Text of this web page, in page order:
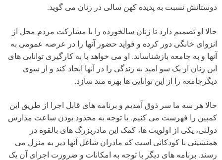
دوستانش نسبت به پدیده کهن سالی در زنان می گوید.
حالا او تصمیم دارد تا زنان سالخورده را با مشارکت مردم محل از
انزوای خانگی دور کرده و فواید حضور آنها را در عرصه عمومی به
آنها و به جامعه بازشناساند. ‌او می خواهد با به کارگیری توانایی های
این زنان از یک سو امید به زندگی را در آنها ایجاد کند و از سوی
دیگرجامعه را از این توانایی ها بهره مند سازد.
حالا هر سه ما سر ذوق آمدیم و برنامه های قابل اجرا از طریق این
کمپین را فهرست می کنیم. با توجه به محدود بودن ساعت مدارس
دولتی، یکی از اولویت ها، کمک این مادربزرگ های بالقوه در
همنشینی با کودکانی است که مادران شاغل آنها دیر به منزل می
رسند. برنامه های دیگر با توجه به امکانات و ضرورت اجرای آن یک